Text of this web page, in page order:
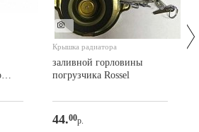
Крышка радиатора
заливной горловины
погрузчика Rossel
44.00р.